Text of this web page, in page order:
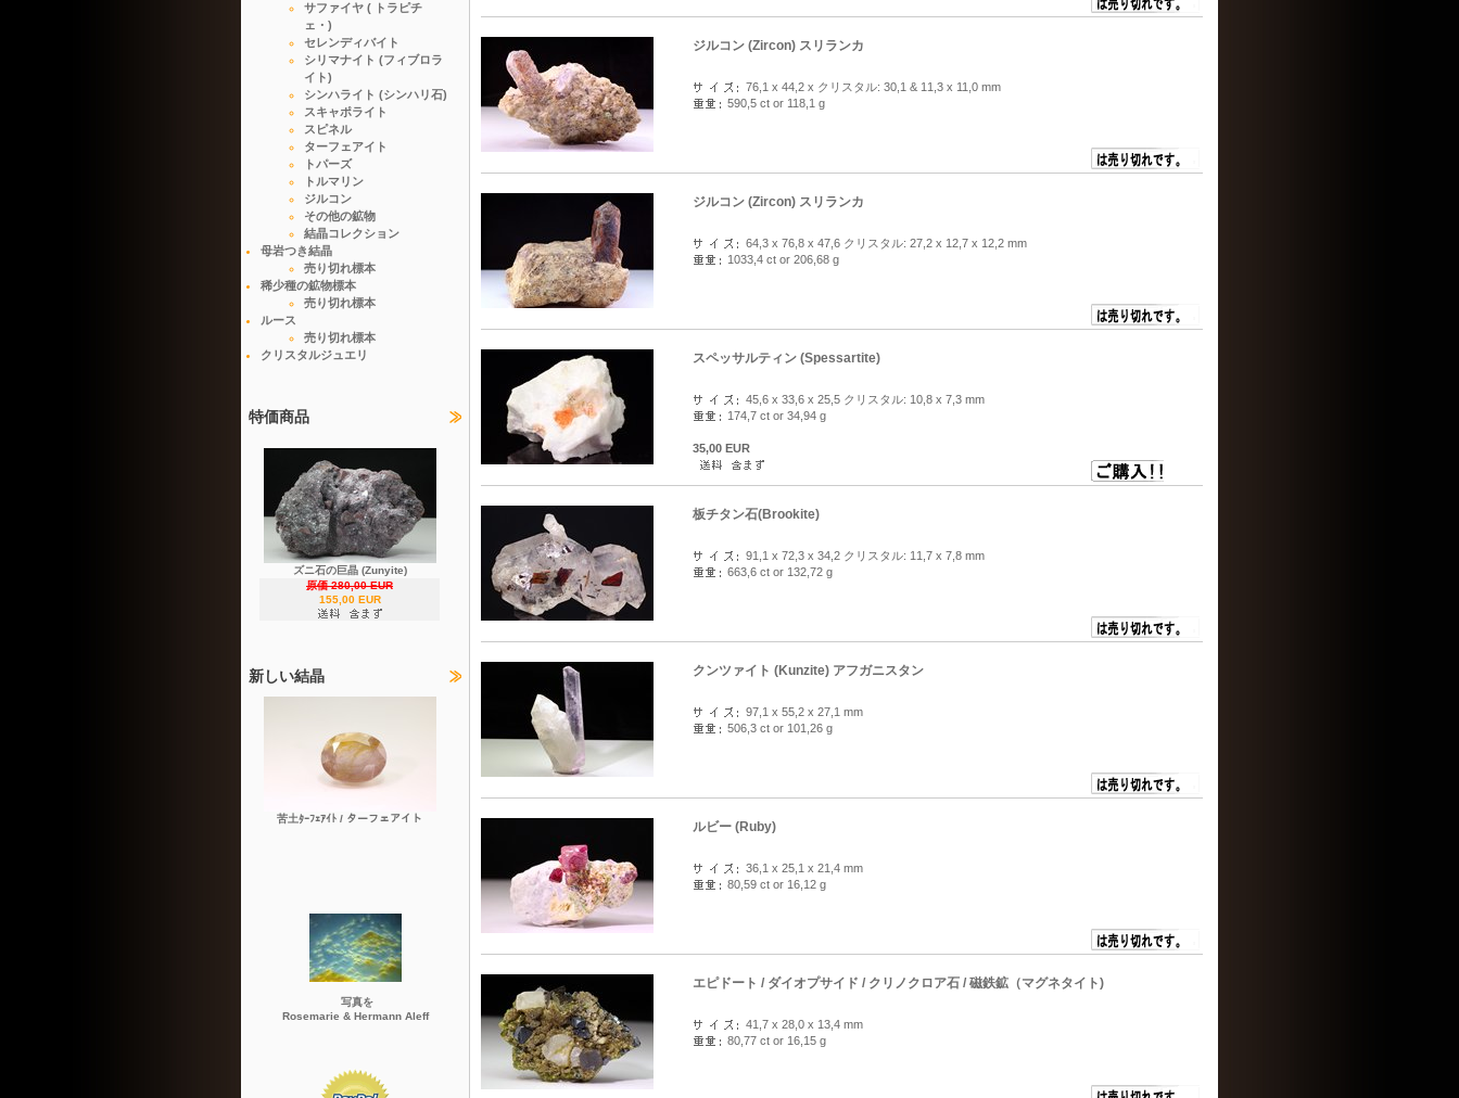
サファイヤ ( トラピチ
ェ・)
セレンディバイト
シリマナイト (フィブロラ
イト)
シンハライト (シンハリ石)
スキャポライト
スピネル
ターフェアイト
トパーズ
トルマリン
ジルコン
その他の鉱物
結晶コレクション
母岩つき結晶
売り切れ標本
稀少種の鉱物標本
売り切れ標本
ルース
売り切れ標本
クリスタルジュエリ
特価商品
ズニ石の巨晶 (Zunyite)
原価 280,00 EUR
155,00 EUR
新しい結晶
苦土ﾀｰﾌｪｱｲﾄ / ターフェアイト
写真を
Rosemarie & Hermann Aleff
ジルコン (Zircon) スリランカ
76,1 x 44,2 x クリスタル: 30,1 & 11,3 x 11,0 mm
590,5 ct or 118,1 g
ジルコン (Zircon) スリランカ
64,3 x 76,8 x 47,6 クリスタル: 27,2 x 12,7 x 12,2 mm
1033,4 ct or 206,68 g
スペッサルティン (Spessartite)
45,6 x 33,6 x 25,5 クリスタル: 10,8 x 7,3 mm
174,7 ct or 34,94 g
35,00 EUR
板チタン石(Brookite)
91,1 x 72,3 x 34,2 クリスタル: 11,7 x 7,8 mm
663,6 ct or 132,72 g
クンツァイト (Kunzite) アフガニスタン
97,1 x 55,2 x 27,1 mm
506,3 ct or 101,26 g
ルビー (Ruby)
36,1 x 25,1 x 21,4 mm
80,59 ct or 16,12 g
エピドート / ダイオプサイド / クリノクロア石 / 磁鉄鉱（マグネタイト)
41,7 x 28,0 x 13,4 mm
80,77 ct or 16,15 g